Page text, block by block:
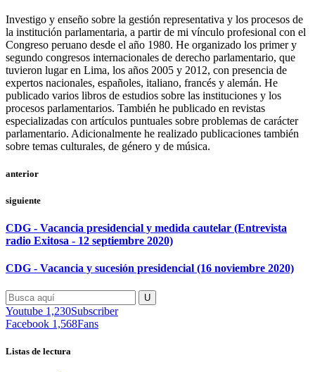
Investigo y enseño sobre la gestión representativa y los procesos de
la institución parlamentaria, a partir de mi vínculo profesional con el
Congreso peruano desde el año 1980. He organizado los primer y
segundo congresos internacionales de derecho parlamentario, que
tuvieron lugar en Lima, los años 2005 y 2012, con presencia de
expertos nacionales, españoles, italiano, francés y alemán. He
publicado varios libros de estudios sobre las instituciones y los
procesos parlamentarios. También he publicado en revistas
especializadas con artículos puntuales sobre problemas de carácter
parlamentario. Adicionalmente he realizado publicaciones también
sobre temas culturales, de género y de música.
anterior
siguiente
CDG - Vacancia presidencial y medida cautelar (Entrevista
radio Exitosa - 12 septiembre 2020)
CDG - Vacancia y sucesión presidencial (16 noviembre 2020)
Youtube 1,230Subscriber
Facebook 1,568Fans
Listas de lectura